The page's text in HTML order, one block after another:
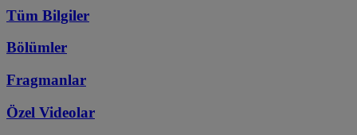
Tüm Bilgiler
Bölümler
Fragmanlar
Özel Videolar